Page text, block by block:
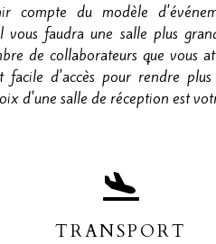
compte du modèle
vous faudra une salle plus
de collaborateurs que vous
facile d'accès pour rendre
d'une salle de réception est
TRANSPORT